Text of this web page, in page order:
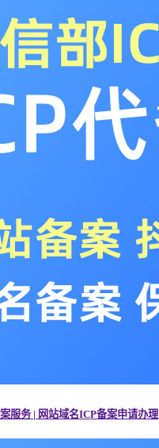
服务 | 网站域名ICP备案申请办理